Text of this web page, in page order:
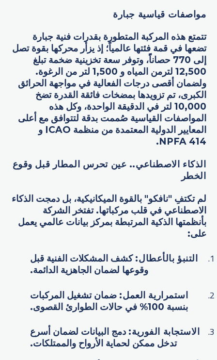
مواصفات قياسية جبارة
تتمتع هذه المركبة المتطورة بقدرات فنية جبارة
تضعها في قمة فئتها عالمياً؛ إذ يزأر محركها بقوة تصل
إلى 770 حصاناًً، وتوفر سعة تخزينية ضخمة تبلغ
12,500 لترمن المياه و 1,500 لتر من الرغوة.
ولضمان أقصى درجات الفعالية في مواجهة الحرائق
الكبرى، تم تزويدها بمضخات فائقة القدرة تضخ
10,000 لتر في الدقيقة الواحدة، وكل هذه
المواصفات القياسية صُممت بدقة لتتوافق مع أعلى
المعايير الدولية المعتمدة من منظمة ICAO و
NPFA 414.
الذكاء الاصطناعي.. عين تحرس المطار قبل وقوع
الخطر
لم تكتفِ "نافكو" بالقوة الميكانيكية، بل دمجت الذكاء
الاصطناعي في قلب مركباتها. تفتخر الشركة
بأنظمتها الذكية المرتبطة بمركز بيانات عالمي يعمل
على:
التنبؤ بالأعطال: كشف المشكلات الفنية قبل
وقوعها لضمان الجاهزية الدائمة.
استمرارية العمل: ضمان تشغيل المركبات
بنسبة 100% في حالات الطوارئ القصوى.
الاستجابة الفورية: دمج البيانات لضمان أسرع
تدخل ممكن لحماية الأرواح والممتلكات.